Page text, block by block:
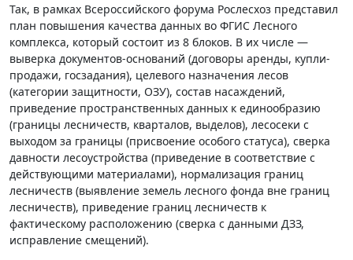
Так, в рамках Всероссийского форума Рослесхоз представил
план повышения качества данных во ФГИС Лесного
комплекса, который состоит из 8 блоков. В их числе —
выверка документов-оснований (договоры аренды, купли-
продажи, госзадания), целевого назначения лесов
(категории защитности, ОЗУ), состав насаждений,
приведение пространственных данных к единообразию
(границы лесничеств, кварталов, выделов), лесосеки с
выходом за границы (присвоение особого статуса), сверка
давности лесоустройства (приведение в соответствие с
действующими материалами), нормализация границ
лесничеств (выявление земель лесного фонда вне границ
лесничеств), приведение границ лесничеств к
фактическому расположению (сверка с данными ДЗЗ,
исправление смещений).